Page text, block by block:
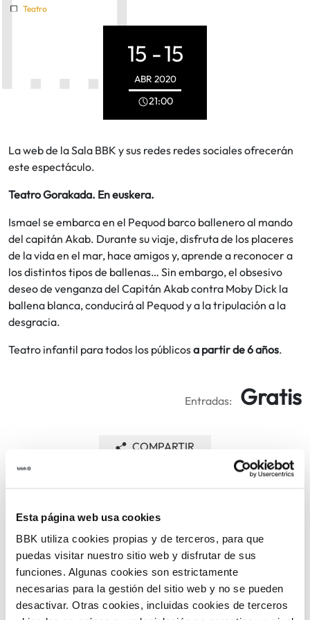
Esta página web usa cookies
BBK utiliza cookies propias y de terceros, para que
puedas visitar nuestro sitio web y disfrutar de sus
funciones. Algunas cookies son estrictamente
necesarias para la gestión del sitio web y no se pueden
desactivar. Otras cookies, incluidas cookies de terceros
Teatro
15 -15
ABR 2020
21:00
La web de la Sala BBK y sus redes redes sociales ofrecerán
este espectáculo.
Teatro Gorakada. En euskera.
Ismael se embarca en el Pequod barco ballenero al mando
del capitán Akab. Durante su viaje, disfruta de los placeres
de la vida en el mar, hace amigos y, aprende a reconocer a
los distintos tipos de ballenas… Sin embargo, el obsesivo
deseo de venganza del Capitán Akab contra Moby Dick la
ballena blanca, conducirá al Pequod y a la tripulación a la
desgracia.
Teatro infantil para todos los públicosa partir de 6 años.
Entradas: Gratis
VOLVER
COMPARTIR
TEMÁTICAS